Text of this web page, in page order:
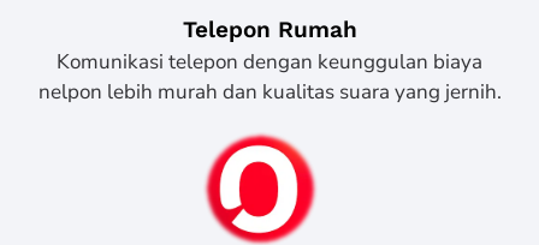
Telepon Rumah
Komunikasi telepon dengan keunggulan biaya
nelpon lebih murah dan kualitas suara yang jernih.